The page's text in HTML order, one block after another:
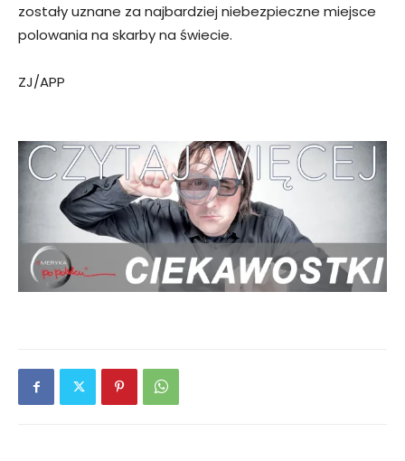
zostały uznane za najbardziej niebezpieczne miejsce
polowania na skarby na świecie.
ZJ/APP